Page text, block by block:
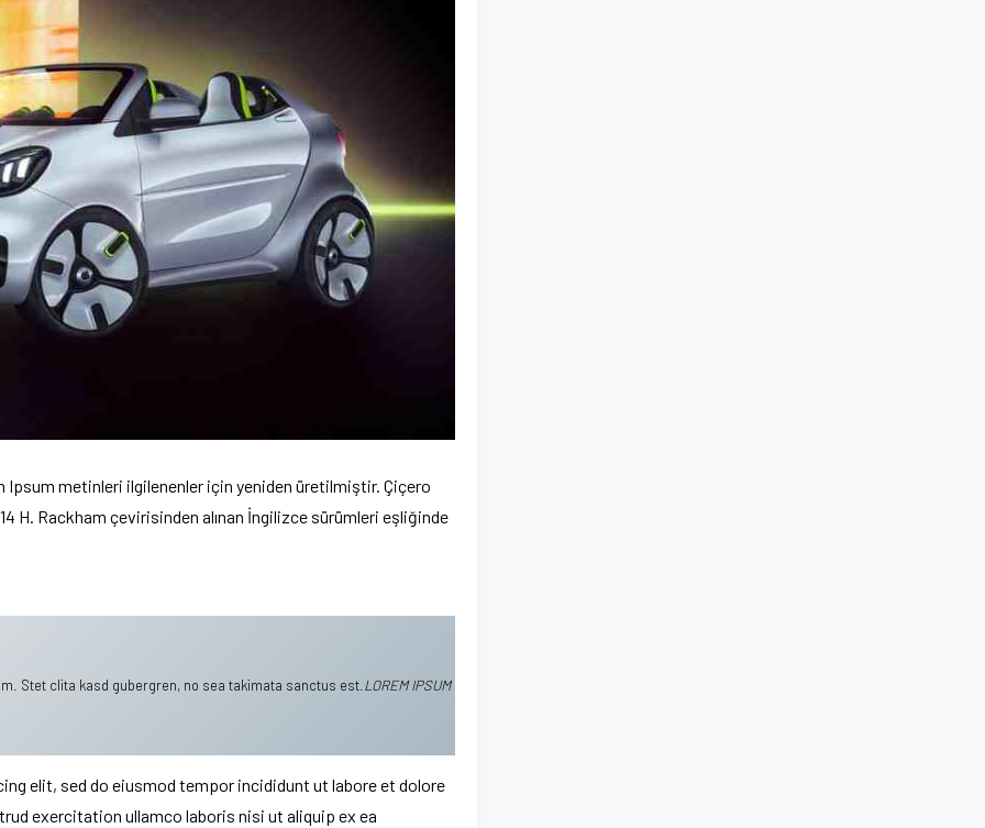
Ipsum metinleri ilgilenenler için yeniden üretilmiştir. Çiçero
H. Rackham çevirisinden alınan İngilizce sürümleri eşliğinde
Stet clita kasd gubergren, no sea takimata sanctus est.LOREM IPSUM
elit, sed do eiusmod tempor incididunt ut labore et dolore
exercitation ullamco laboris nisi ut aliquip ex ea